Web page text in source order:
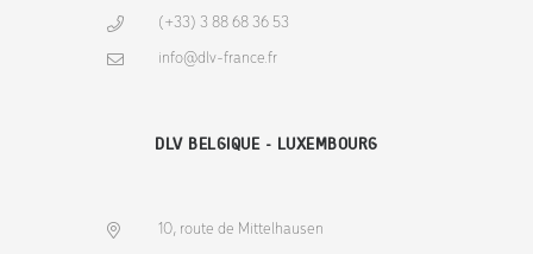
(+33) 3 88 68 36 53
info@dlv-france.fr
DLV BELGIQUE - LUXEMBOURG
10, route de Mittelhausen